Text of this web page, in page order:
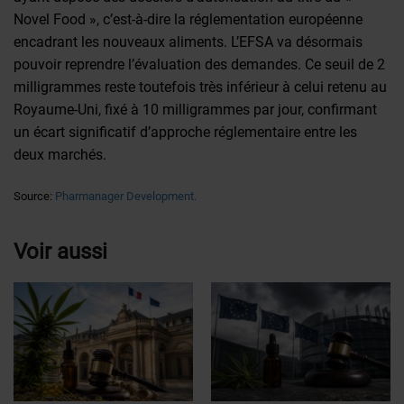
Novel Food », c’est-à-dire la réglementation européenne
encadrant les nouveaux aliments. L’EFSA va désormais
pouvoir reprendre l’évaluation des demandes. Ce seuil de 2
milligrammes reste toutefois très inférieur à celui retenu au
Royaume-Uni, fixé à 10 milligrammes par jour, confirmant
un écart significatif d’approche réglementaire entre les
deux marchés.
Source: Pharmanager Development.
Voir aussi